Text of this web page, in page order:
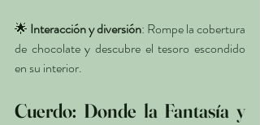
🌟 Interacción y diversión: Rompe la cobertura
de chocolate y descubre el tesoro escondido
en su interior.
Cuerdo: Donde la Fantasía y